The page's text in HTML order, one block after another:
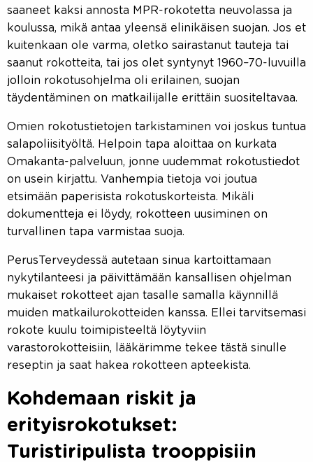
saaneet kaksi annosta MPR-rokotetta neuvolassa ja
koulussa, mikä antaa yleensä elinikäisen suojan. Jos et
kuitenkaan ole varma, oletko sairastanut tauteja tai
saanut rokotteita, tai jos olet syntynyt 1960–70-luvuilla
jolloin rokotusohjelma oli erilainen, suojan
täydentäminen on matkailijalle erittäin suositeltavaa.
Omien rokotustietojen tarkistaminen voi joskus tuntua
salapoliisityöltä. Helpoin tapa aloittaa on kurkata
Omakanta-palveluun, jonne uudemmat rokotustiedot
on usein kirjattu. Vanhempia tietoja voi joutua
etsimään paperisista rokotuskorteista. Mikäli
dokumentteja ei löydy, rokotteen uusiminen on
turvallinen tapa varmistaa suoja.
PerusTerveydessä autetaan sinua kartoittamaan
nykytilanteesi ja päivittämään kansallisen ohjelman
mukaiset rokotteet ajan tasalle samalla käynnillä
muiden matkailurokotteiden kanssa. Ellei tarvitsemasi
rokote kuulu toimipisteeltä löytyviin
varastorokotteisiin, lääkärimme tekee tästä sinulle
reseptin ja saat hakea rokotteen apteekista.
Kohdemaan riskit ja
erityisrokotukset:
Turistiripulista trooppisiin